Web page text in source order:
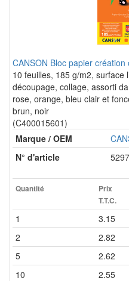
CANSON Bloc papier
10 feuilles, 185 g/m2, surface
découpage, collage, assorti
rose, orange, bleu clair et
brun, noir
(C400015601)
Marque / OEM
N° d'article
Quantité
Prix
T.T.C.
1 3.15
2 2.82
5 2.62
10 2.55